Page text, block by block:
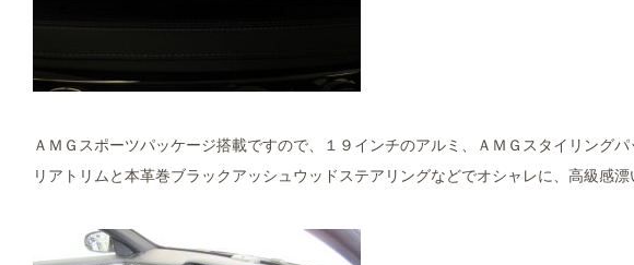
ＡＭＧスポーツパッケージ搭載ですので、１９インチのアルミ、ＡＭＧスタイリング
リアトリムと本革巻ブラックアッシュウッドステアリングなどでオシャレに、高級感